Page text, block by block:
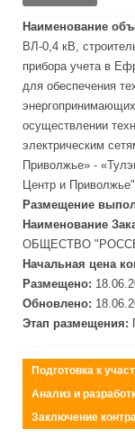
Наименование
ВЛ-0,4 кВ,
прибора учета в
для обеспечения
осуществлении
электрическим
Приволжье» -
Центр и
Размещение
Наименование
ОБЩЕСТВО
Начальная цена
Размещено:
Обновлено:
Этап размещения:
Подготовка к
Анализ и
Заключение